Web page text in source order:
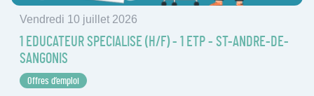
Vendredi 10 juillet 2026
1 EDUCATEUR SPECIALISE (H/F) - 1 ETP - ST-ANDRE-DE-
SANGONIS
Offres d’emploi